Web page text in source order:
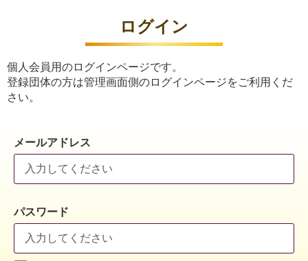
ログイン
個人会員用のログインページです。
登録団体の方は管理画面側のログインページをご利用くだ
さい。
メールアドレス
パスワード